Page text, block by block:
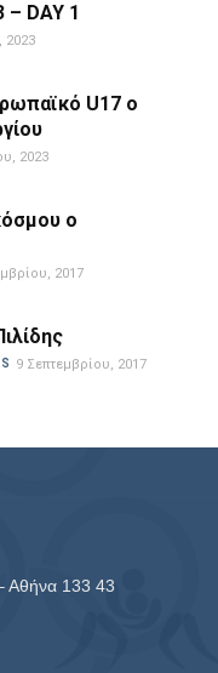
– DAY 1
2023
U17 ο
2023
ο
2017
9 Σεπτεμβρίου, 2017
Αθήνα 133 43